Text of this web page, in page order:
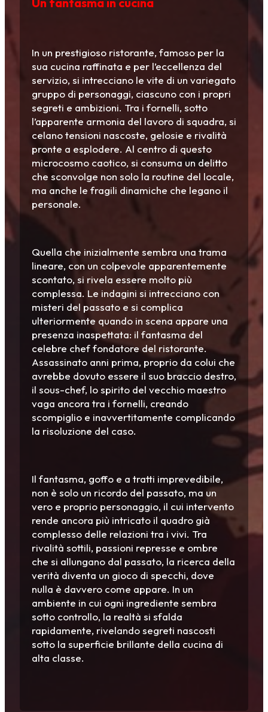
In un prestigioso ristorante, famoso per la
sua cucina raffinata e per l’eccellenza del
servizio, si intrecciano le vite di un variegato
gruppo di personaggi, ciascuno con i propri
segreti e ambizioni. Tra i fornelli, sotto
l’apparente armonia del lavoro di squadra, si
celano tensioni nascoste, gelosie e rivalità
pronte a esplodere. Al centro di questo
microcosmo caotico, si consuma un delitto
che sconvolge non solo la routine del locale,
ma anche le fragili dinamiche che legano il
personale.
Quella che inizialmente sembra una trama
lineare, con un colpevole apparentemente
scontato, si rivela essere molto più
complessa. Le indagini si intrecciano con
misteri del passato e si complica
ulteriormente quando in scena appare una
presenza inaspettata: il fantasma del
celebre chef fondatore del ristorante.
Assassinato anni prima, proprio da colui che
avrebbe dovuto essere il suo braccio destro,
il sous-chef, lo spirito del vecchio maestro
vaga ancora tra i fornelli, creando
scompiglio e inavvertitamente complicando
la risoluzione del caso.
Il fantasma, goffo e a tratti imprevedibile,
non è solo un ricordo del passato, ma un
vero e proprio personaggio, il cui intervento
rende ancora più intricato il quadro già
complesso delle relazioni tra i vivi. Tra
rivalità sottili, passioni represse e ombre
che si allungano dal passato, la ricerca della
verità diventa un gioco di specchi, dove
nulla è davvero come appare. In un
ambiente in cui ogni ingrediente sembra
sotto controllo, la realtà si sfalda
rapidamente, rivelando segreti nascosti
sotto la superficie brillante della cucina di
alta classe.